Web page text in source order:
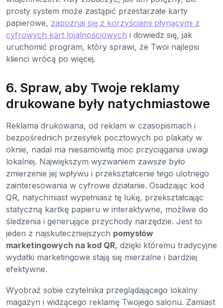
prosty system może zastąpić przestarzałe karty
papierowe, zapoznaj się z korzyściami płynącymi z
cyfrowych kart lojalnościowych i dowiedz się, jak
uruchomić program, który sprawi, że Twoi najlepsi
klienci wrócą po więcej.
6. Spraw, aby Twoje reklamy
drukowane były natychmiastowe
Reklama drukowana, od reklam w czasopismach i
bezpośrednich przesyłek pocztowych po plakaty w
oknie, nadal ma niesamowitą moc przyciągania uwagi
lokalnej. Największym wyzwaniem zawsze było
zmierzenie jej wpływu i przekształcenie tego ulotnego
zainteresowania w cyfrowe działanie. Osadzając kod
QR, natychmiast wypełniasz tę lukę, przekształcając
statyczną kartkę papieru w interaktywne, możliwe do
śledzenia i generujące przychody narzędzie. Jest to
jeden z najskuteczniejszych pomysłów
marketingowych na kod QR, dzięki któremu tradycyjne
wydatki marketingowe stają się mierzalne i bardziej
efektywne.
Wyobraź sobie czytelnika przeglądającego lokalny
magazyn i widzącego reklamę Twojego salonu. Zamiast